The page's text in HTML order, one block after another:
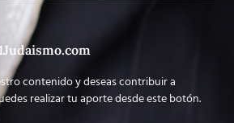
contenido y deseas contribuir a
realizar tu aporte desde este botón.